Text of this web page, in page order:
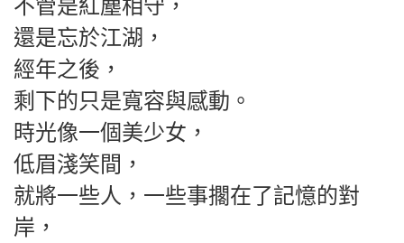
不管是紅塵相守，
還是忘於江湖，
經年之後，
剩下的只是寬容與感動。
時光像一個美少女，
低眉淺笑間，
就將一些人， 一些事擱在了記憶的對
岸，